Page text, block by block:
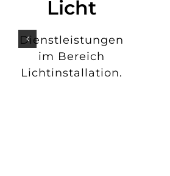
Licht
Dienstleistungen
im Bereich
Lichtinstallation.